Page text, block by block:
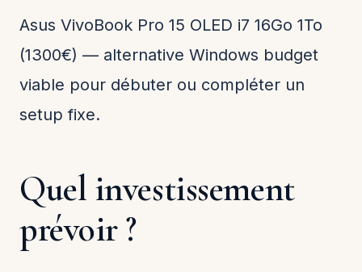
Asus VivoBook Pro 15 OLED i7 16Go 1To
(1300€) — alternative Windows budget
viable pour débuter ou compléter un
setup fixe.
Quel investissement
prévoir ?